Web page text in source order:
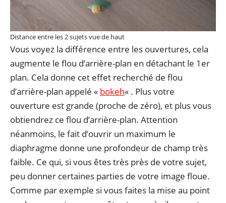
Distance entre les 2 sujets vue de haut
Vous voyez la différence entre les ouvertures, cela
augmente le flou d’arrière-plan en détachant le 1er
plan. Cela donne cet effet recherché de flou
d’arrière-plan appelé « bokeh« . Plus votre
ouverture est grande (proche de zéro), et plus vous
obtiendrez ce flou d’arrière-plan. Attention
néanmoins, le fait d’ouvrir un maximum le
diaphragme donne une profondeur de champ très
faible. Ce qui, si vous êtes très près de votre sujet,
peu donner certaines parties de votre image floue.
Comme par exemple si vous faites la mise au point